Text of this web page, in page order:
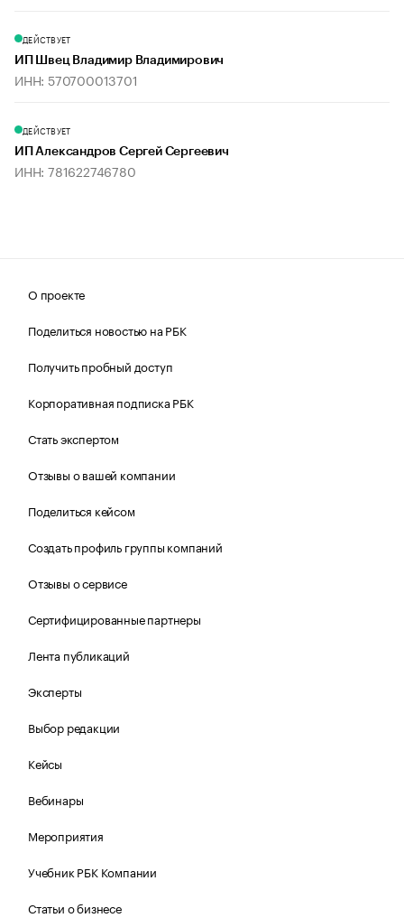
ДЕЙСТВУЕТ
ИП Швец Владимир Владимирович
ИНН: 570700013701
ДЕЙСТВУЕТ
ИП Александров Сергей Сергеевич
ИНН: 781622746780
О проекте
Поделиться новостью на РБК
Получить пробный доступ
Корпоративная подписка РБК
Стать экспертом
Отзывы о вашей компании
Поделиться кейсом
Создать профиль группы компаний
Отзывы о сервисе
Сертифицированные партнеры
Лента публикаций
Эксперты
Выбор редакции
Кейсы
Вебинары
Мероприятия
Учебник РБК Компании
Статьи о бизнесе